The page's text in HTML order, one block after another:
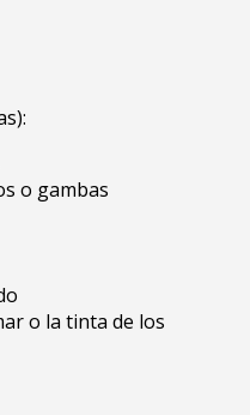
o gambas
o la tinta de los